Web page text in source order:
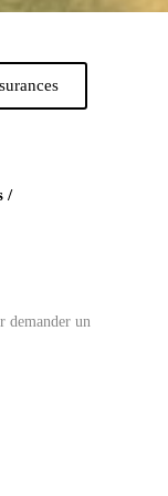
/
demander un